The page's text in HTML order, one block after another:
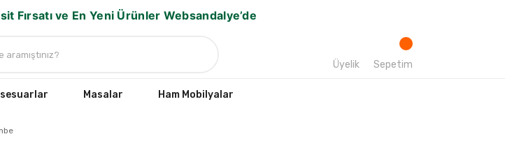
Fırsatı ve En Yeni Ürünler Websandalye’de
Üyelik Sepetim
Masalar Ham Mobilyalar